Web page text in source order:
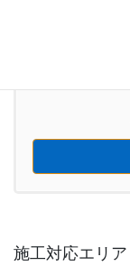
施工対応エリア